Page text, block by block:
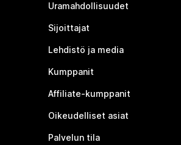
Uramahdollisuudet
Sijoittajat
Lehdistö ja media
Kumppanit
Affiliate-kumppanit
Oikeudelliset asiat
Palvelun tila